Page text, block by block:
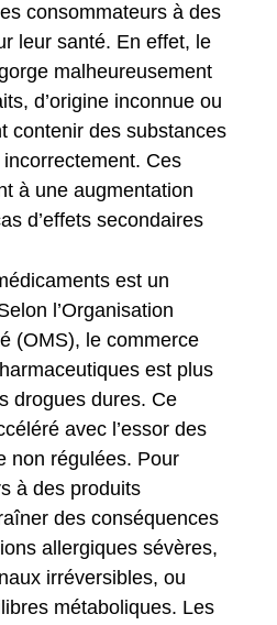
consommateurs à des
leur santé. En effet, le
malheureusement
d’origine inconnue ou
contenir des substances
Ces
à une augmentation
d’effets secondaires
est un
l’Organisation
(OMS), le commerce
est plus
drogues dures. Ce
avec l’essor des
non régulées. Pour
à des produits
des conséquences
allergiques sévères,
irréversibles, ou
métaboliques. Les